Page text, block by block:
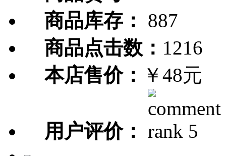
商品库存：
887
商品点击数： 1216
本店售价： ￥48元
用户评价：